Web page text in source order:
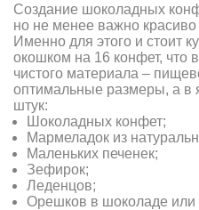
Создание шоколадных
но не менее важно
Именно для этого и стоит
окошком на 16 конфет, что
чистого материала –
оптимальные размеры, а в
штук:
Шоколадных конфет;
Мармеладок из
Маленьких печенек;
Зефирок;
Леденцов;
Орешков в шоколаде или